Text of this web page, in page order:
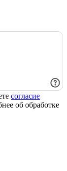
согласие
об обработке